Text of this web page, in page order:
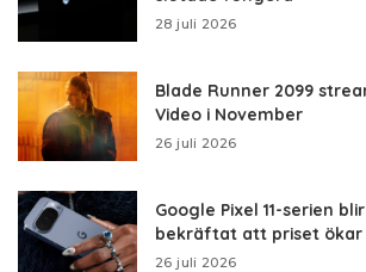
28 juli 2026
Blade Runner 2099
Video i November
26 juli 2026
Google Pixel 11-serien
bekräftat att priset
26 juli 2026